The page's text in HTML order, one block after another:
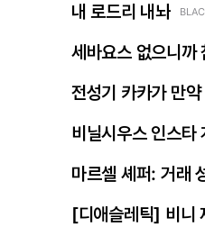
내 로드리 내놔
세바요스 없으니까
전성기 카카가 만
비닐시우스 인스타
마르셀 셰퍼: 거래
[디애슬레틱] 비니